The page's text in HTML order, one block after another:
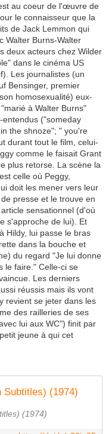
au coeur de l'œuvre de
le connaisseur que la
de Jack Lemmon qui
Walter Burns-Walter
deux acteurs chez Wilder
dans le cinéma US
Les journalistes (un
Bensinger, premier
homosexualité) eux-
à Walter Burns"
("someday
the shnoze"; " you're
durant tout le film, celui-
comme le faisait Grant
plus retorse. La scène la
celle où Peggy,
doit les mener vers leur
presse et le trouve en
sensationnel (d'où
s'approche de lui). Et
Hildy, lui passe le bras
dans la bouche et
du regard "Je lui donne
le faire." Celle-ci se
Les derniers
réussis mais ils vont
revient se jeter dans les
des railleries de ses
lui aux WC") finit par
jeune à qui cet
Subtitles) (1974)
(1974)